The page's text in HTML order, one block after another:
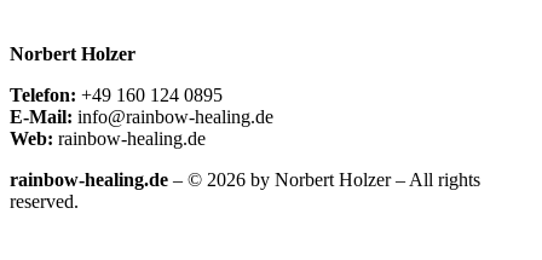
Norbert Holzer
Telefon: +49 160 124 0895
E-Mail: info@rainbow-healing.de
Web: rainbow-healing.de
rainbow-healing.de – © 2026 by Norbert Holzer – All rights
reserved.